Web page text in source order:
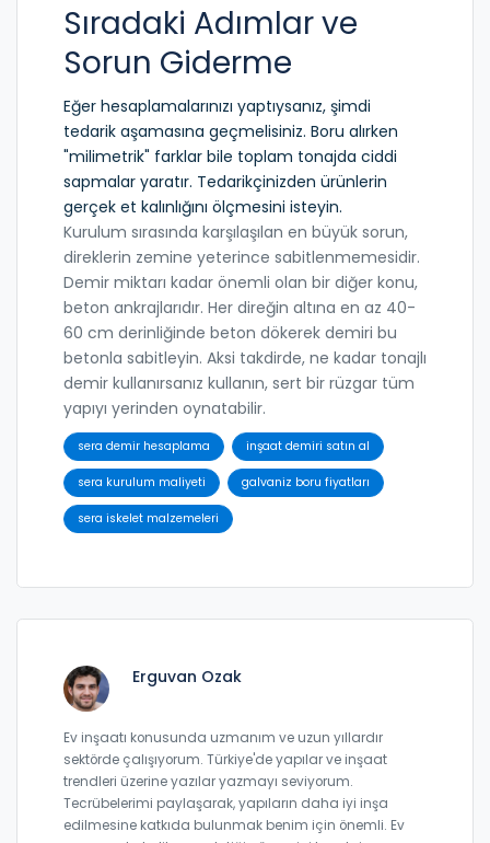
Sıradaki Adımlar ve
Sorun Giderme
Eğer hesaplamalarınızı yaptıysanız, şimdi
tedarik aşamasına geçmelisiniz. Boru alırken
"milimetrik" farklar bile toplam tonajda ciddi
sapmalar yaratır. Tedarikçinizden ürünlerin
gerçek et kalınlığını ölçmesini isteyin.
Kurulum sırasında karşılaşılan en büyük sorun,
direklerin zemine yeterince sabitlenmemesidir.
Demir miktarı kadar önemli olan bir diğer konu,
beton ankrajlarıdır. Her direğin altına en az 40-
60 cm derinliğinde beton dökerek demiri bu
betonla sabitleyin. Aksi takdirde, ne kadar tonajlı
demir kullanırsanız kullanın, sert bir rüzgar tüm
yapıyı yerinden oynatabilir.
sera demir hesaplama inşaat demiri satın al
sera kurulum maliyeti galvaniz boru fiyatları
sera iskelet malzemeleri
Erguvan Ozak
Ev inşaatı konusunda uzmanım ve uzun yıllardır
sektörde çalışıyorum. Türkiye'de yapılar ve inşaat
trendleri üzerine yazılar yazmayı seviyorum.
Tecrübelerimi paylaşarak, yapıların daha iyi inşa
edilmesine katkıda bulunmak benim için önemli. Ev